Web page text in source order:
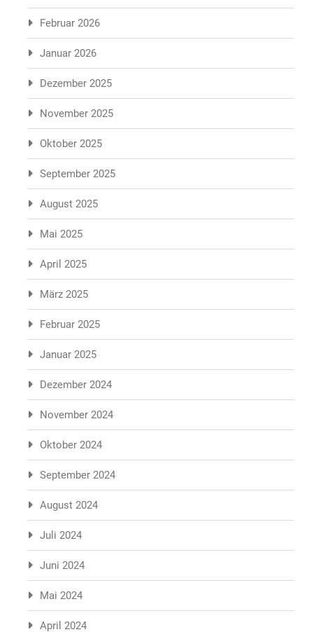
Februar 2026
Januar 2026
Dezember 2025
November 2025
Oktober 2025
September 2025
August 2025
Mai 2025
April 2025
März 2025
Februar 2025
Januar 2025
Dezember 2024
November 2024
Oktober 2024
September 2024
August 2024
Juli 2024
Juni 2024
Mai 2024
April 2024